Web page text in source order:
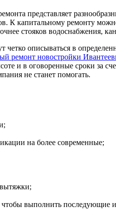
представляет
К капитальному ремонту
стояков водоснабжения,
четко описываться в
ремонт новостройки
и в оговоренные сроки за
не станет помогать.
на более современные;
выполнить последующие